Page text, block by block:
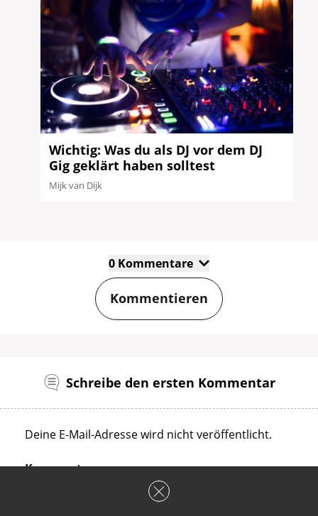
Wichtig: Was du als DJ vor dem DJ
Gig geklärt haben solltest
Mijk van Dijk
0 Kommentare
Kommentieren
Schreibe den ersten Kommentar
Deine E-Mail-Adresse wird nicht veröffentlicht.
Kommentar: